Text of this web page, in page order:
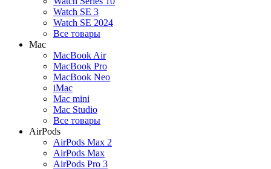
Watch SE 3
Watch SE 2024
Все товары
Mac
MacBook Air
MacBook Pro
MacBook Neo
iMac
Mac mini
Mac Studio
Все товары
AirPods
AirPods Max 2
AirPods Max
AirPods Pro 3